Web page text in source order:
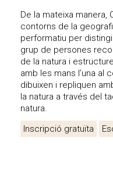
De la mateixa manera,
contorns de la
performatiu per
grup de persones
de la natura i
amb les mans l’una al
dibuixen i repliquen
la natura a través del
natura.
Inscripció gratuïta